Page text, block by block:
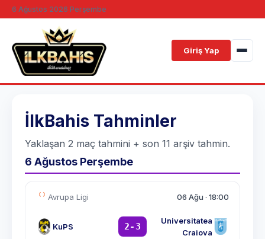
İlkBahis Tahminler
Yaklaşan 2 maç tahmini + son 11 arşiv tahmin.
6 Ağustos Perşembe
Avrupa Ligi 06 Ağu · 18:00
KuPS 2-3
Universitatea
Craiova
6 Ağustos 2026 Perşembe
Giriş Yap